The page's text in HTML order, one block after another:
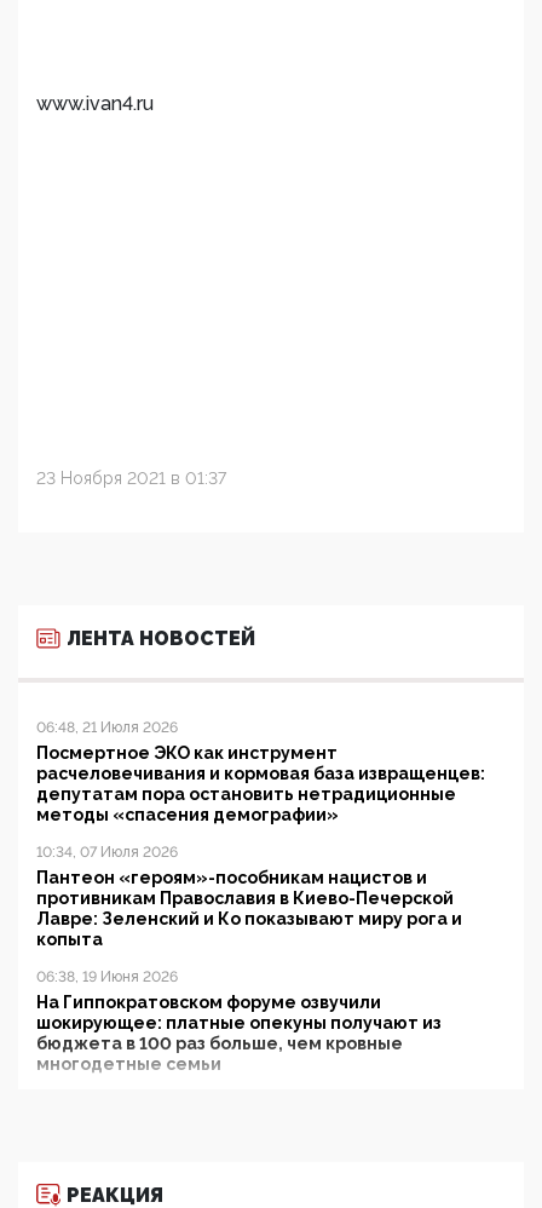
www.ivan4.ru
23 Ноября 2021 в 01:37
ЛЕНТА НОВОСТЕЙ
06:48, 21 Июля 2026
Посмертное ЭКО как инструмент
расчеловечивания и кормовая база извращенцев:
депутатам пора остановить нетрадиционные
методы «спасения демографии»
10:34, 07 Июля 2026
Пантеон «героям»-пособникам нацистов и
противникам Православия в Киево-Печерской
Лавре: Зеленский и Ко показывают миру рога и
копыта
06:38, 19 Июня 2026
На Гиппократовском форуме озвучили
шокирующее: платные опекуны получают из
бюджета в 100 раз больше, чем кровные
многодетные семьи
РЕАКЦИЯ